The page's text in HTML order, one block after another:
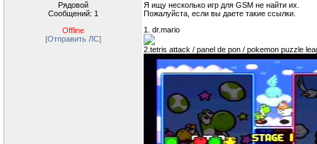
Рядовой
Сообщений: 1
Offline
[Отправить ЛС]
Я ищу несколько игр для GSM не найти их.
Пожалуйста, если вы даете такие ссылки.
1. dr.mario
2.tetris attack / panel de pon / pokemon puzzle